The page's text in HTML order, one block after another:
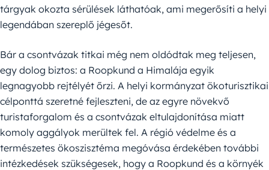
tárgyak okozta sérülések láthatóak, ami megerősíti a helyi
legendában szereplő jégesőt.
Bár a csontvázak titkai még nem oldódtak meg teljesen,
egy dolog biztos: a Roopkund a Himalája egyik
legnagyobb rejtélyét őrzi. A helyi kormányzat ökoturisztikai
célponttá szeretné fejleszteni, de az egyre növekvő
turistaforgalom és a csontvázak eltulajdonítása miatt
komoly aggályok merültek fel. A régió védelme és a
természetes ökoszisztéma megóvása érdekében további
intézkedések szükségesek, hogy a Roopkund és a környék